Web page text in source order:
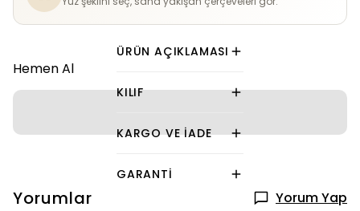
Hemen Al
ÜRÜN AÇIKLAMASI
KILIF
KARGO VE İADE
GARANTI
Yorumlar Yorum Yap